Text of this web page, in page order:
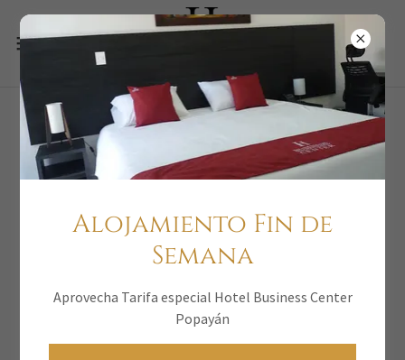
Restablecer
contraseña
Restablece tu contraseña para .
Alojamiento Fin de
Semana
Aprovecha Tarifa especial Hotel Business Center
Popayán